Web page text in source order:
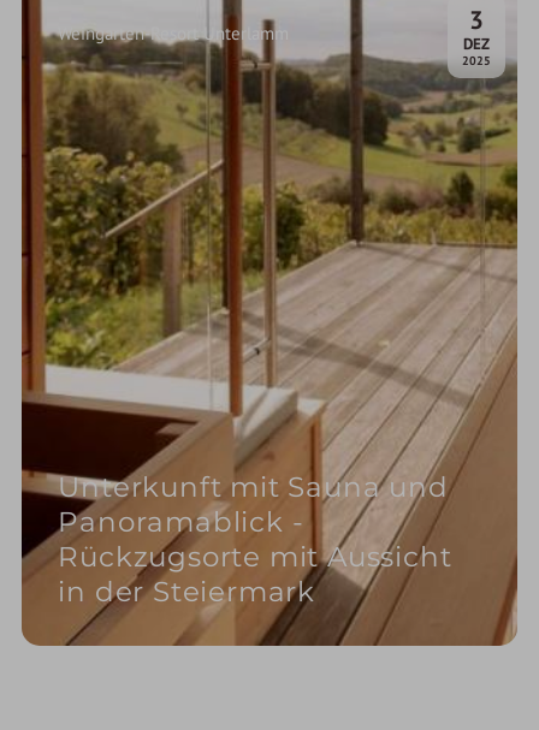
3
DEZ.
2025
Unterkunft mit Sauna und
Panoramablick -
Rückzugsorte mit Aussicht
in der Steiermark
Weingarten-Resort Unterlamm